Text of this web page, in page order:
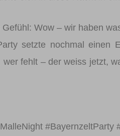
Wow – wir haben
setzte nochmal einen
wer fehlt – der weiss jetzt,
#BayernzeltParty